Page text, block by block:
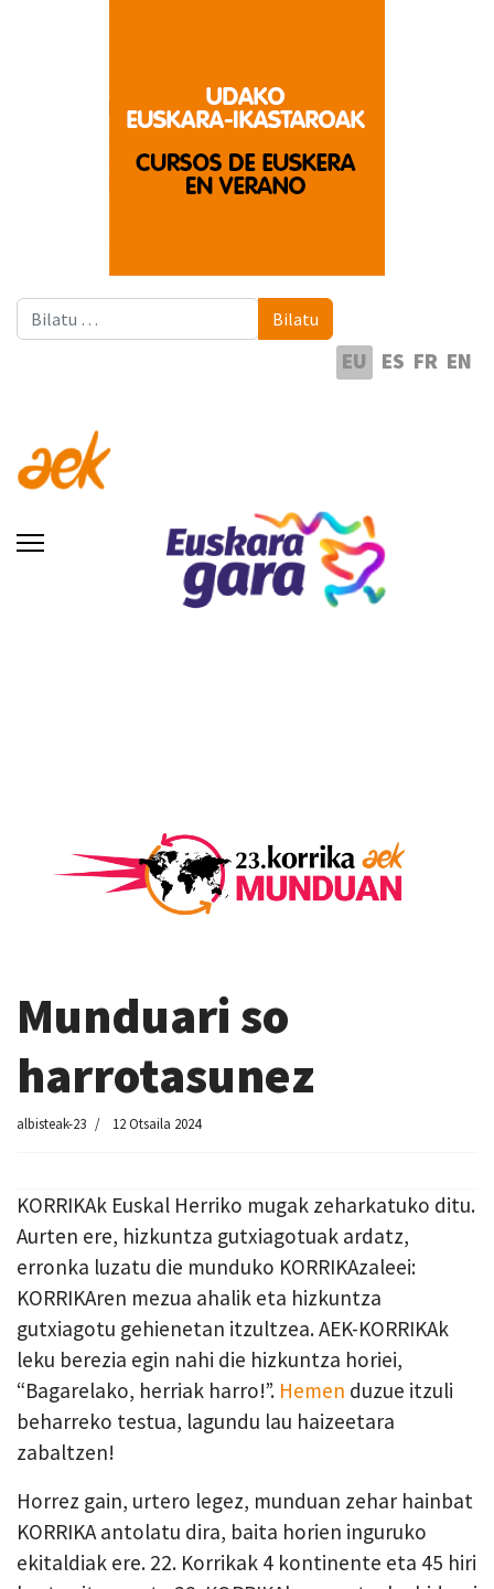
Bilatu Bilatu
EU ES FR EN
Munduari so
harrotasunez
albisteak-23 12 Otsaila 2024
KORRIKAk Euskal Herriko mugak zeharkatuko ditu.
Aurten ere, hizkuntza gutxiagotuak ardatz,
erronka luzatu die munduko KORRIKAzaleei:
KORRIKAren mezua ahalik eta hizkuntza
gutxiagotu gehienetan itzultzea. AEK-KORRIKAk
leku berezia egin nahi die hizkuntza horiei,
“Bagarelako, herriak harro!”. Hemen duzue itzuli
beharreko testua, lagundu lau haizeetara
zabaltzen!
Horrez gain, urtero legez, munduan zehar hainbat
KORRIKA antolatu dira, baita horien inguruko
ekitaldiak ere. 22. Korrikak 4 kontinente eta 45 hiri